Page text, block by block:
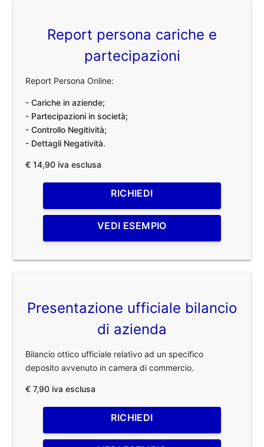
Report persona cariche e
partecipazioni
Report Persona Online:
- Cariche in aziende;
- Partecipazioni in società;
- Controllo Negitività;
- Dettagli Negatività.
€ 14,90 iva esclusa
RICHIEDI
VEDI ESEMPIO
Presentazione ufficiale bilancio
di azienda
Bilancio ottico ufficiale relativo ad un specifico
deposito avvenuto in camera di commercio.
€ 7,90 iva esclusa
RICHIEDI